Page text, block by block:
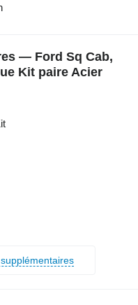
— Ford Sq Cab,
Kit paire Acier